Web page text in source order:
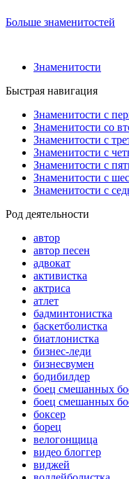
Больше знаменитостей
Знаменитости
Быстрая навигация
Знаменитости с
Знаменитости со
Знаменитости с
Знаменитости с
Знаменитости с
Знаменитости с
Знаменитости с
Род деятельности
автор
автор песен
адвокат
активистка
актриса
атлет
бадминтонистка
баскетболистка
биатлонистка
бизнес-леди
бизнесвумен
бодибилдер
боец смешанных
боец смешанных
боксер
борец
велогонщица
видео блоггер
виджей